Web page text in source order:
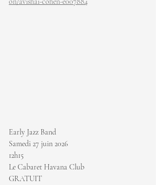
Early Jazz Band
Samedi 27 juin 2026
12h15
Le Cabaret Havana Club
GRATUIT